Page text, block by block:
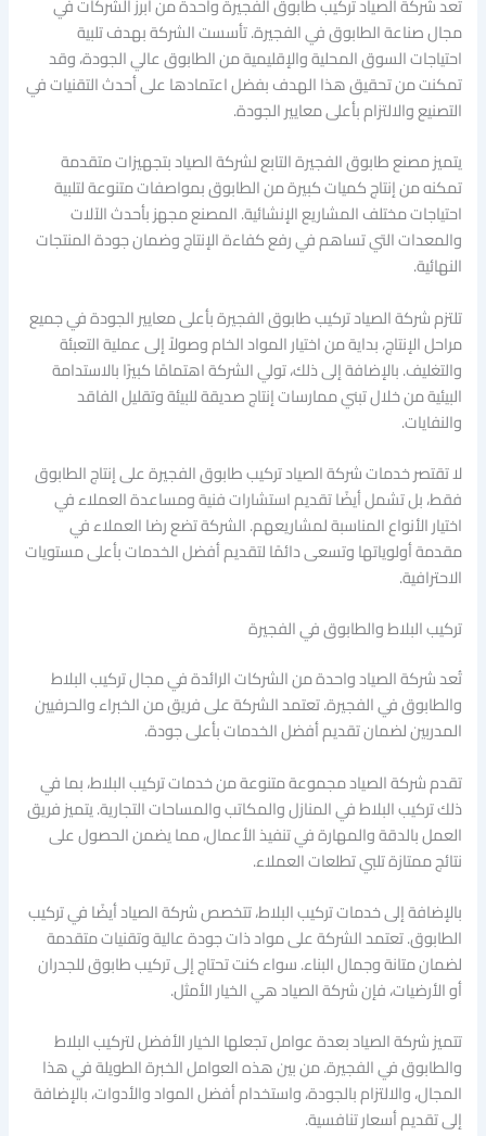
تعد شركة الصياد تركيب طابوق الفجيرة واحدة من أبرز الشركات في
مجال صناعة الطابوق في الفجيرة. تأسست الشركة بهدف تلبية
احتياجات السوق المحلية والإقليمية من الطابوق عالي الجودة، وقد
تمكنت من تحقيق هذا الهدف بفضل اعتمادها على أحدث التقنيات في
التصنيع والالتزام بأعلى معايير الجودة.
يتميز مصنع طابوق الفجيرة التابع لشركة الصياد بتجهيزات متقدمة
تمكنه من إنتاج كميات كبيرة من الطابوق بمواصفات متنوعة لتلبية
احتياجات مختلف المشاريع الإنشائية. المصنع مجهز بأحدث الآلات
والمعدات التي تساهم في رفع كفاءة الإنتاج وضمان جودة المنتجات
النهائية.
تلتزم شركة الصياد تركيب طابوق الفجيرة بأعلى معايير الجودة في جميع
مراحل الإنتاج، بداية من اختيار المواد الخام وصولاً إلى عملية التعبئة
والتغليف. بالإضافة إلى ذلك، تولي الشركة اهتمامًا كبيرًا بالاستدامة
البيئية من خلال تبني ممارسات إنتاج صديقة للبيئة وتقليل الفاقد
والنفايات.
لا تقتصر خدمات شركة الصياد تركيب طابوق الفجيرة على إنتاج الطابوق
فقط، بل تشمل أيضًا تقديم استشارات فنية ومساعدة العملاء في
اختيار الأنواع المناسبة لمشاريعهم. الشركة تضع رضا العملاء في
مقدمة أولوياتها وتسعى دائمًا لتقديم أفضل الخدمات بأعلى مستويات
الاحترافية.
تركيب البلاط والطابوق في الفجيرة
تُعد شركة الصياد واحدة من الشركات الرائدة في مجال تركيب البلاط
والطابوق في الفجيرة. تعتمد الشركة على فريق من الخبراء والحرفيين
المدربين لضمان تقديم أفضل الخدمات بأعلى جودة.
تقدم شركة الصياد مجموعة متنوعة من خدمات تركيب البلاط، بما في
ذلك تركيب البلاط في المنازل والمكاتب والمساحات التجارية. يتميز فريق
العمل بالدقة والمهارة في تنفيذ الأعمال، مما يضمن الحصول على
نتائج ممتازة تلبي تطلعات العملاء.
بالإضافة إلى خدمات تركيب البلاط، تتخصص شركة الصياد أيضًا في تركيب
الطابوق. تعتمد الشركة على مواد ذات جودة عالية وتقنيات متقدمة
لضمان متانة وجمال البناء. سواء كنت تحتاج إلى تركيب طابوق للجدران
أو الأرضيات، فإن شركة الصياد هي الخيار الأمثل.
تتميز شركة الصياد بعدة عوامل تجعلها الخيار الأفضل لتركيب البلاط
والطابوق في الفجيرة. من بين هذه العوامل الخبرة الطويلة في هذا
المجال، والالتزام بالجودة، واستخدام أفضل المواد والأدوات، بالإضافة
إلى تقديم أسعار تنافسية.